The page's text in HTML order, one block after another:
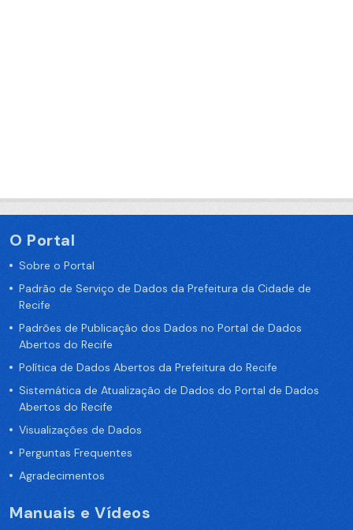
O Portal
Sobre o Portal
Padrão de Serviço de Dados da Prefeitura da Cidade de
Recife
Padrões de Publicação dos Dados no Portal de Dados
Abertos do Recife
Política de Dados Abertos da Prefeitura do Recife
Sistemática de Atualização de Dados do Portal de Dados
Abertos do Recife
Visualizações de Dados
Perguntas Frequentes
Agradecimentos
Manuais e Vídeos